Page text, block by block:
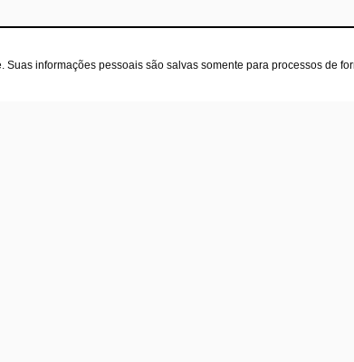
informações pessoais são salvas somente para processos de